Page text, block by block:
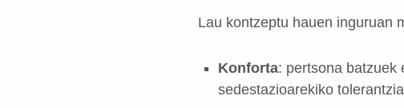
Lau kontzeptu hauen inguruan
Konforta: pertsona batzuek
sedestazioarekiko